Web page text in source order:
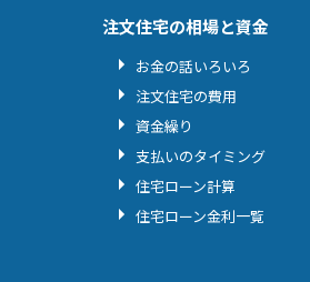
注文住宅の相場と資金
お金の話いろいろ
注文住宅の費用
資金繰り
支払いのタイミング
住宅ローン計算
住宅ローン金利一覧